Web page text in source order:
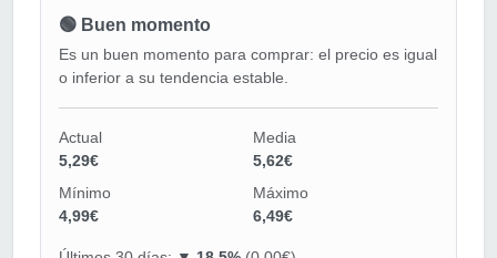
🟢 Buen momento
Es un buen momento para comprar: el precio es igual
o inferior a su tendencia estable.
Actual
5,29€
Media
5,62€
Mínimo
4,99€
Máximo
6,49€